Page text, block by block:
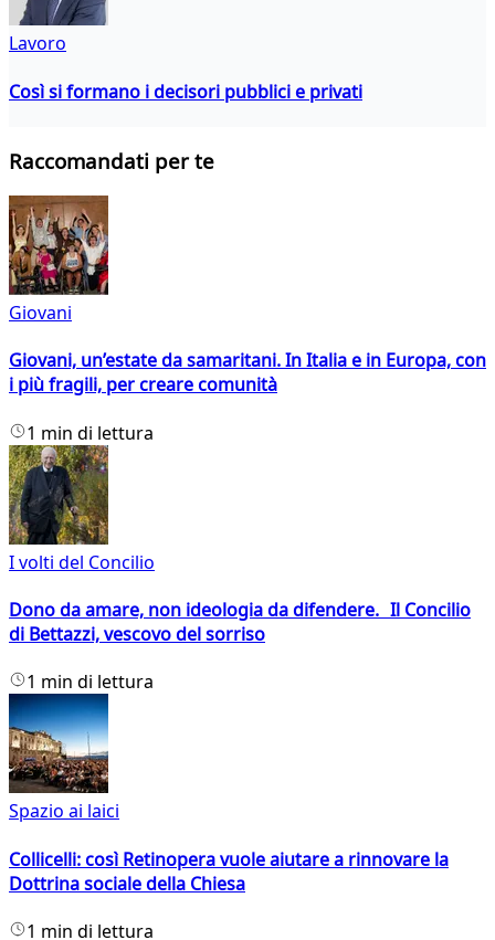
Lavoro
Così si formano i decisori pubblici e privati
Raccomandati per te
Giovani
Giovani, un’estate da samaritani. In Italia e in Europa, con
i più fragili, per creare comunità
1 min di lettura
I volti del Concilio
Dono da amare, non ideologia da difendere. Il Concilio
di Bettazzi, vescovo del sorriso
1 min di lettura
Spazio ai laici
Collicelli: così Retinopera vuole aiutare a rinnovare la
Dottrina sociale della Chiesa
1 min di lettura